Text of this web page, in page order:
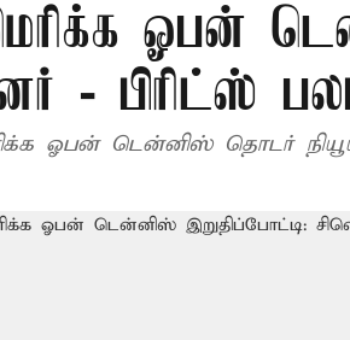
ஓபன்
- பிரிட்ஸ்
ஓபன் டென்னிஸ் தொடர்